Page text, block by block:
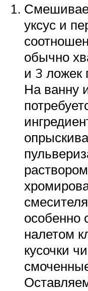
уксус и
обычно
и 3 ложек
На ванну
особенно
налетом
кусочки